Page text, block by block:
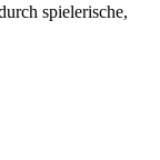
spielerische,